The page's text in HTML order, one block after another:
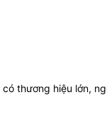
thương hiệu lớn,